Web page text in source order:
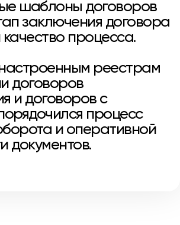
шаблоны договоров
заключения договора
процесса.
реестрам
договоров
и договоров с
процесс
и оперативной
документов.